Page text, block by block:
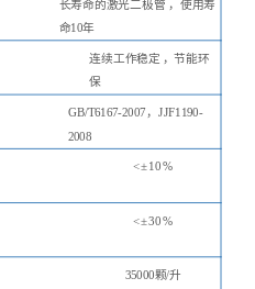
长寿命的激光二极管 ，使用寿
命10年
连续工作稳定 ，节能环
保
GB/T6167-2007 ，JJF1190-
2008
<±10%
<±30%
35000颗/升